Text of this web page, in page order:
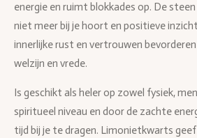
energie en ruimt blokkades op. De
niet meer bij je hoort en positieve
innerlijke rust en vertrouwen
welzijn en vrede.
Is geschikt als heler op zowel fysiek,
spiritueel niveau en door de zachte
tijd bij je te dragen. Limonietkwarts